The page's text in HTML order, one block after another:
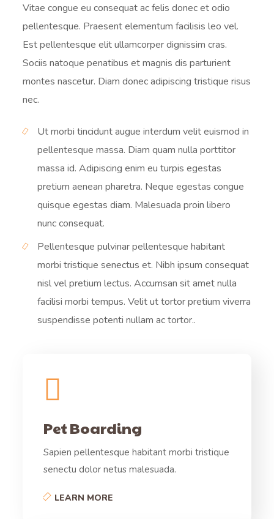
Vitae congue eu consequat ac felis donec et odio
pellentesque. Praesent elementum facilisis leo vel.
Est pellentesque elit ullamcorper dignissim cras.
Sociis natoque penatibus et magnis dis parturient
montes nascetur. Diam donec adipiscing tristique risus
nec.
Ut morbi tincidunt augue interdum velit euismod in
pellentesque massa. Diam quam nulla porttitor
massa id. Adipiscing enim eu turpis egestas
pretium aenean pharetra. Neque egestas congue
quisque egestas diam. Malesuada proin libero
nunc consequat.
Pellentesque pulvinar pellentesque habitant
morbi tristique senectus et. Nibh ipsum consequat
nisl vel pretium lectus. Accumsan sit amet nulla
facilisi morbi tempus. Velit ut tortor pretium viverra
suspendisse potenti nullam ac tortor..
Pet Boarding
Sapien pellentesque habitant morbi tristique
senectu dolor netus malesuada.
LEARN MORE